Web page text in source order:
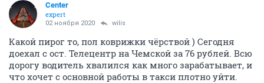
Center
expert
02 ноября 2020 wilis
Какой пирог то, пол коврижки чёрствой ) Сегодня
доехал с ост. Телецентр на Чемской за 76 рублей. Всю
дорогу водитель хвалился как много зарабатывает, и
что хочет с основной работы в такси плотно уйти.